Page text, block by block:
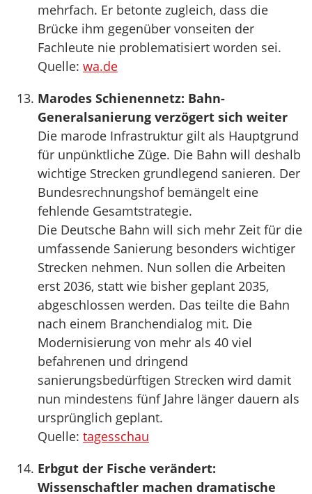
mehrfach. Er betonte zugleich, dass die
Brücke ihm gegenüber vonseiten der
Fachleute nie problematisiert worden sei.
Quelle: wa.de
Marodes Schienennetz: Bahn-
Generalsanierung verzögert sich weiter
Die marode Infrastruktur gilt als Hauptgrund
für unpünktliche Züge. Die Bahn will deshalb
wichtige Strecken grundlegend sanieren. Der
Bundesrechnungshof bemängelt eine
fehlende Gesamtstrategie.
Die Deutsche Bahn will sich mehr Zeit für die
umfassende Sanierung besonders wichtiger
Strecken nehmen. Nun sollen die Arbeiten
erst 2036, statt wie bisher geplant 2035,
abgeschlossen werden. Das teilte die Bahn
nach einem Branchendialog mit. Die
Modernisierung von mehr als 40 viel
befahrenen und dringend
sanierungsbedürftigen Strecken wird damit
nun mindestens fünf Jahre länger dauern als
ursprünglich geplant.
Quelle: tagesschau
Erbgut der Fische verändert:
Wissenschaftler machen dramatische